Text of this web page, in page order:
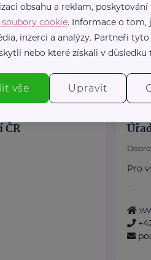
Pro
.
obsahu a reklam,
cookie. Informace o tom,
inzerci a analýzy. Partneři
nebo které získali v důsledku
vše Upravit